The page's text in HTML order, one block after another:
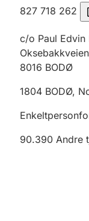
827 718 262
c/o Paul Edvin
8016 BODØ
1804 BODØ,
90.390 Andre